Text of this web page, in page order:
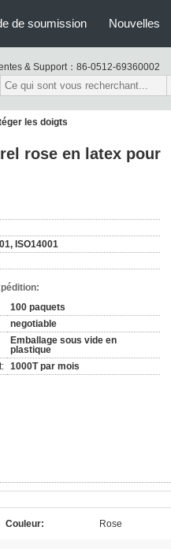
de soumission Nouvelles
& Support： 86-0512-69360002
les doigts
rose en latex pour
ISO14001
100 paquets
negotiable
Emballage sous vide en
plastique
1000T par mois
Couleur: Rose